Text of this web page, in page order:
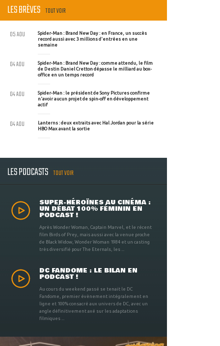
LES BRÈVES TOUT VOIR
Spider-Man : Brand New Day : en France, un succès
record aussi avec 3 millions d'entrées en une
semaine
05 AOU
Spider-Man : Brand New Day : comme attendu, le film
de Destin Daniel Cretton dépasse le milliard au box-
office en un temps record
04 AOU
Spider-Man : le président de Sony Pictures confirme
n'avoir aucun projet de spin-off en développement
actif
04 AOU
Lanterns : deux extraits avec Hal Jordan pour la série
HBO Max avant la sortie
04 AOU
LES PODCASTS TOUT VOIR
SUPER-HÉROÏNES AU CINÉMA :
UN DÉBAT 100% FÉMININ EN
PODCAST !
Après Wonder Woman, Captain Marvel, et le récent
film Birds of Prey, mais aussi avec la venue proche
de Black Widow, Wonder Woman 1984 et un casting
très diversifié pour The Eternals, les ...
DC FANDOME : LE BILAN EN
PODCAST !
Au cours du weekend passé se tenait le DC
Fandome, premier évènement intégralement en
ligne et 100% consacré aux univers de DC, avec un
angle définitivement axé sur les adaptations
filmiques ...